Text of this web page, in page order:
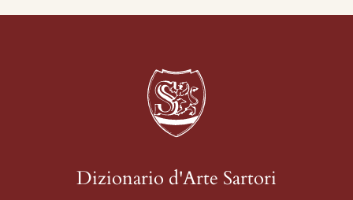
Dizionario d'Arte Sartori